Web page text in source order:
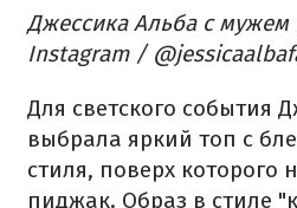
Джессика Альба с
Instagram /
Для светского события
выбрала яркий топ с
стиля, поверх которого
пиджак. Образ в стиле